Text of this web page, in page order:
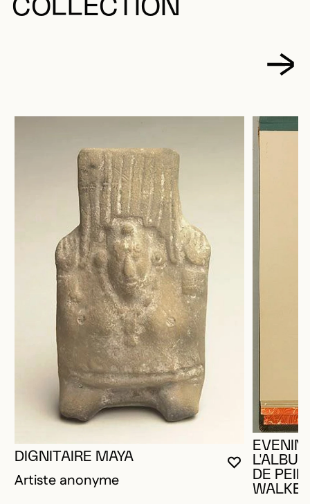
COLLECTION
VOUS
FERMER
OUVRIR LA
DIGNITAIRE MAYA
Artiste anonyme
DE
WALKER